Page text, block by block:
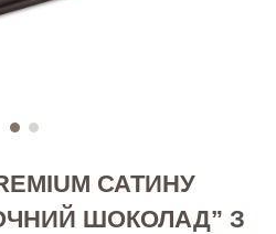
САТИНУ
ШОКОЛАД” З